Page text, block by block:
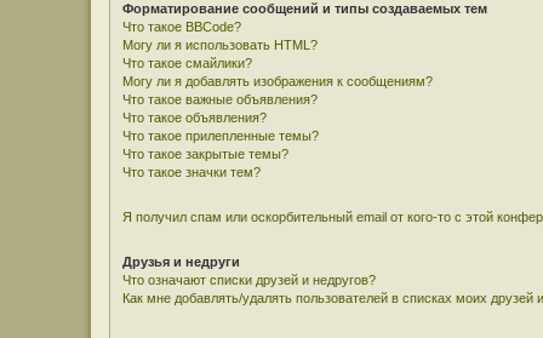
Форматирование сообщений и типы создаваемых тем
Что такое BBCode?
Могу ли я использовать HTML?
Что такое смайлики?
Могу ли я добавлять изображения к сообщениям?
Что такое важные объявления?
Что такое объявления?
Что такое прилепленные темы?
Что такое закрытые темы?
Что такое значки тем?
Я получил спам или оскорбительный email от кого-то с этой
Друзья и недруги
Что означают списки друзей и недругов?
Как мне добавлять/удалять пользователей в списках моих друзей